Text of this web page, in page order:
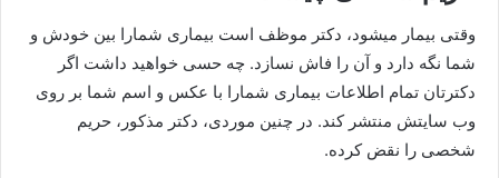
وقتی بیمار میشود، دکتر موظف است بیماری شمارا بین خودش و
شما نگه دارد و آن را فاش نسازد. چه حسی خواهید داشت اگر
دکترتان تمام اطلاعات بیماری شمارا با عکس و اسم شما بر روی
وب سایتش منتشر کند. در چنین موردی، دکتر مذکور، حریم
شخصی را نقض کرده.